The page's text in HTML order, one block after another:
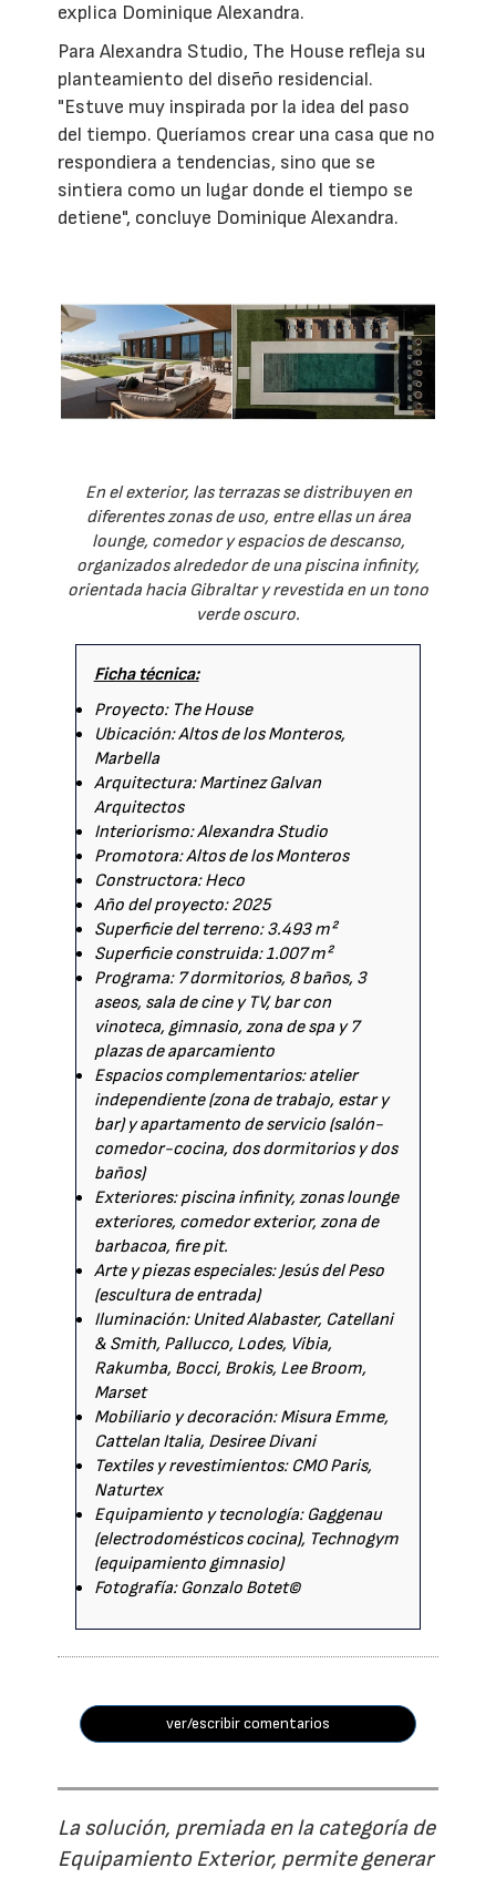
explica Dominique Alexandra.
Para Alexandra Studio, The House refleja su
planteamiento del diseño residencial.
"Estuve muy inspirada por la idea del paso
del tiempo. Queríamos crear una casa que no
respondiera a tendencias, sino que se
sintiera como un lugar donde el tiempo se
detiene", concluye Dominique Alexandra.
En el exterior, las terrazas se distribuyen en
diferentes zonas de uso, entre ellas un área
lounge, comedor y espacios de descanso,
organizados alrededor de una piscina infinity,
orientada hacia Gibraltar y revestida en un tono
verde oscuro.
Ficha técnica:
Proyecto: The House
Ubicación: Altos de los Monteros,
Marbella
Arquitectura: Martinez Galvan
Arquitectos
Interiorismo: Alexandra Studio
Promotora: Altos de los Monteros
Constructora: Heco
Año del proyecto: 2025
Superficie del terreno: 3.493 m²
Superficie construida: 1.007 m²
Programa: 7 dormitorios, 8 baños, 3
aseos, sala de cine y TV, bar con
vinoteca, gimnasio, zona de spa y 7
plazas de aparcamiento
Espacios complementarios: atelier
independiente (zona de trabajo, estar y
bar) y apartamento de servicio (salón-
comedor-cocina, dos dormitorios y dos
baños)
Exteriores: piscina infinity, zonas lounge
exteriores, comedor exterior, zona de
barbacoa, fire pit.
Arte y piezas especiales: Jesús del Peso
(escultura de entrada)
Iluminación: United Alabaster, Catellani
& Smith, Pallucco, Lodes, Vibia,
Rakumba, Bocci, Brokis, Lee Broom,
Marset
Mobiliario y decoración: Misura Emme,
Cattelan Italia, Desiree Divani
Textiles y revestimientos: CMO Paris,
Naturtex
Equipamiento y tecnología: Gaggenau
(electrodomésticos cocina), Technogym
(equipamiento gimnasio)
Fotografía: Gonzalo Botet©
ver/escribir comentarios
La solución, premiada en la categoría de
Equipamiento Exterior, permite generar